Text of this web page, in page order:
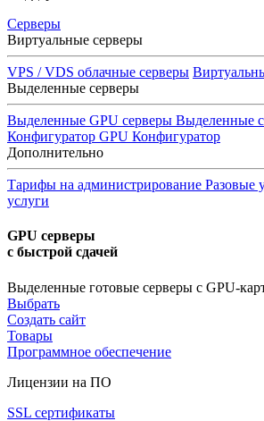
Серверы
Виртуальные серверы
VPS / VDS облачные серверы
Выделенные серверы
Выделенные GPU серверы Выделенные
Конфигуратор GPU Конфигуратор
Дополнительно
Тарифы на администрирование Разовые
услуги
GPU серверы
с быстрой сдачей
Выделенные готовые серверы с GPU-
Выбрать
Создать сайт
Товары
Программное обеспечение
Лицензии на ПО
SSL сертификаты